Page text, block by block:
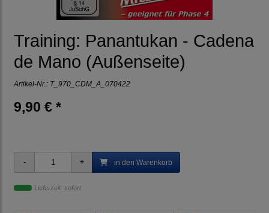
Training: Panantukan - Cadena
de Mano (Außenseite)
Artikel-Nr.: T_970_CDM_A_070422
9,90 € *
in den Warenkorb
Lieferzeit: sofort